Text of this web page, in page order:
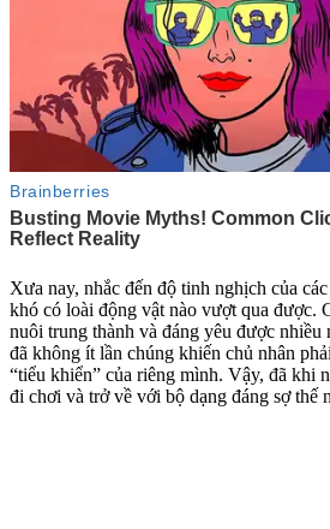
Xưa nay, nhắc đến độ tinh nghịch của
khó có loài động vật nào vượt qua được.
nuôi trung thành và đáng yêu được
đã không ít lần chúng khiến chủ nhân
“tiểu khiển” của riêng mình. Vậy, đã khi
đi chơi và trở về với bộ dạng đáng sợ thế